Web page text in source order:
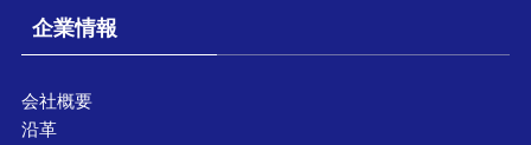
企業情報
会社概要
沿革